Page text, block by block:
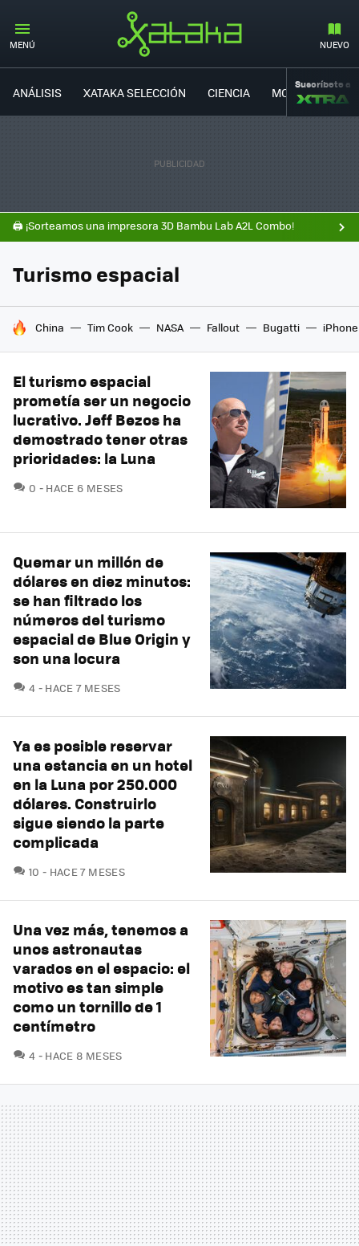
MENÚ NUEVO
ANÁLISIS XATAKA SELECCIÓN CIENCIA MOVILIDAD
Suscríbete a
🖨️ ¡Sorteamos una impresora 3D Bambu Lab A2L Combo!
Turismo espacial
HOY SE HABLA DE
China Tim Cook NASA Fallout Bugatti iPhone
El turismo espacial
prometía ser un negocio
lucrativo. Jeff Bezos ha
demostrado tener otras
prioridades: la Luna
0 COMENTARIOS
HACE 6 MESES
Quemar un millón de
dólares en diez minutos:
se han filtrado los
números del turismo
espacial de Blue Origin y
son una locura
4 COMENTARIOS
HACE 7 MESES
Ya es posible reservar
una estancia en un hotel
en la Luna por 250.000
dólares. Construirlo
sigue siendo la parte
complicada
10 COMENTARIOS
HACE 7 MESES
Una vez más, tenemos a
unos astronautas
varados en el espacio: el
motivo es tan simple
como un tornillo de 1
centímetro
4 COMENTARIOS
HACE 8 MESES